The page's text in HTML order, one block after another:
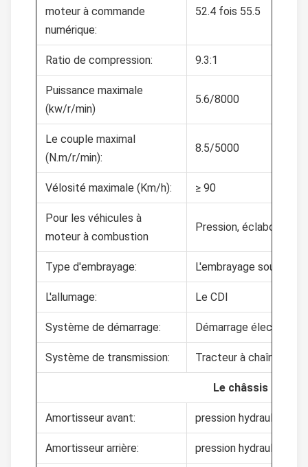
moteur à commande
numérique:
52.4 fois 55.5
Ratio de compression: 9.3:1
Puissance maximale
(kw/r/min)
5.6/8000
Le couple maximal
(N.m/r/min):
8.5/5000
Vélosité maximale (Km/h): ≥ 90
Pour les véhicules à
moteur à combustion
Pression,
Type d'embrayage: L'embrayage sous
L'allumage: Le CDI
Système de démarrage: Démarrage électrique
Système de transmission: Tracteur à chaîne
Le châssis
Amortisseur avant: pression hydraulique
Amortisseur arrière: pression hydraulique